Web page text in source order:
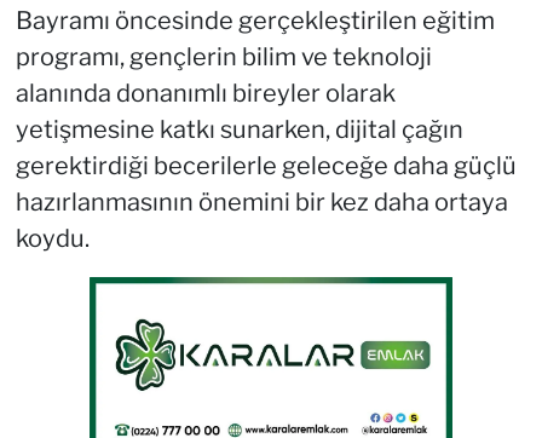
Bayramı öncesinde gerçekleştirilen eğitim
programı, gençlerin bilim ve teknoloji
alanında donanımlı bireyler olarak
yetişmesine katkı sunarken, dijital çağın
gerektirdiği becerilerle geleceğe daha güçlü
hazırlanmasının önemini bir kez daha ortaya
koydu.